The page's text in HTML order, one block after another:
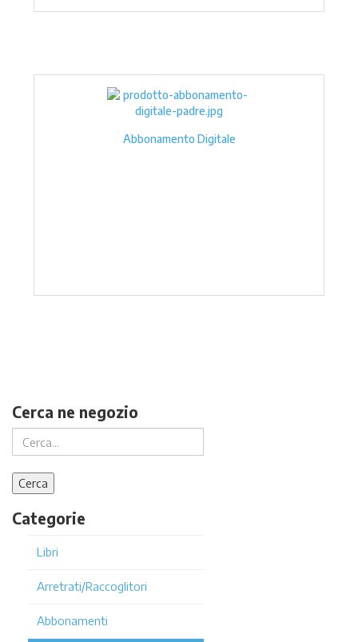
Abbonamento Digitale
Cerca ne negozio
Categorie
Libri
Arretrati/Raccoglitori
Abbonamenti